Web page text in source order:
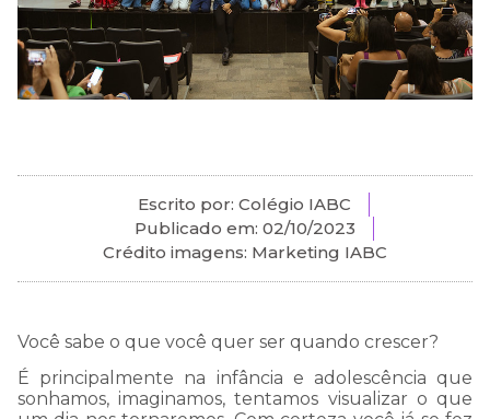
Escrito por: Colégio IABC
Publicado em: 02/10/2023
Crédito imagens: Marketing IABC
Você sabe o que você quer ser quando crescer?
É principalmente na infância e adolescência que
sonhamos, imaginamos, tentamos visualizar o que